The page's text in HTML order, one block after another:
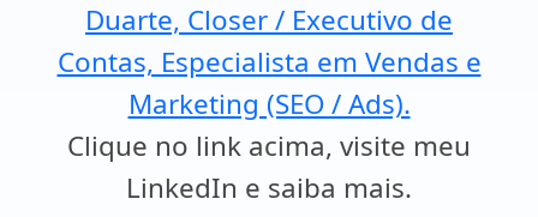
Duarte, Closer / Executivo de
Contas, Especialista em Vendas e
Marketing (SEO / Ads).
Clique no link acima, visite meu
LinkedIn e saiba mais.